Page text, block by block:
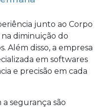
junto ao Corpo
diminuição do
Além disso, a empresa
em softwares
e precisão em cada
segurança são